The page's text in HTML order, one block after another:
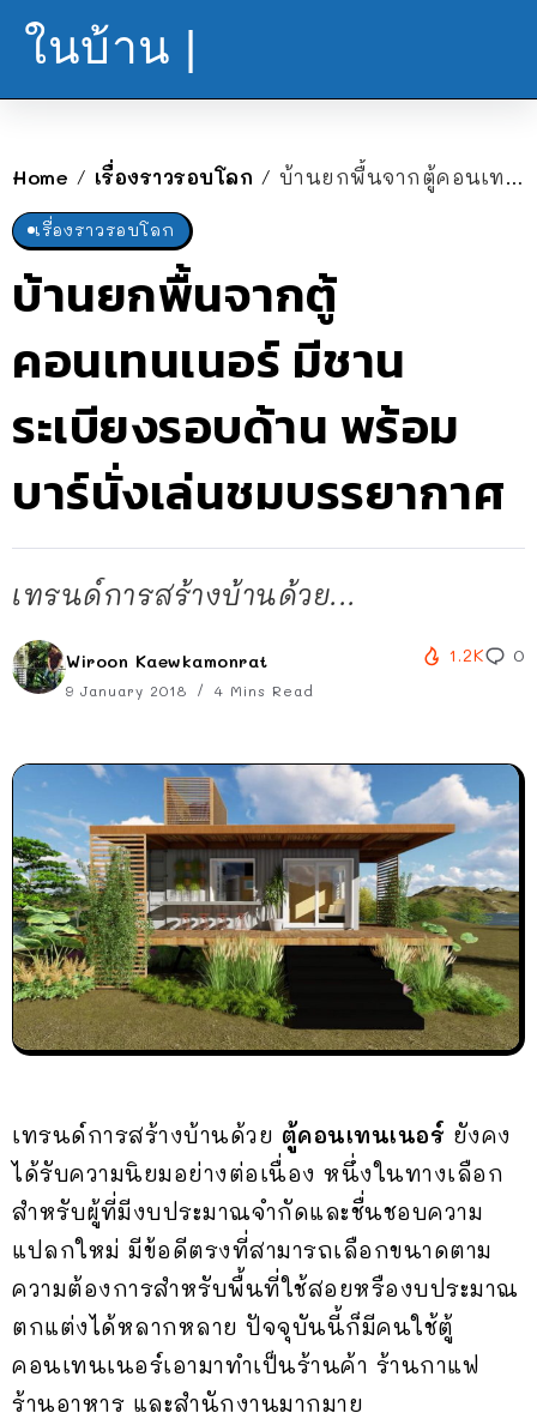
ในบ้าน |
Home / เรื่องราวรอบโลก / บ้านยกพื้นจากตู้คอนเทนเนอร์ มีชานระเบียงรอบด้าน พร้อมบาร์นั่งเล่นชมบรรยากาศ
เรื่องราวรอบโลก
บ้านยกพื้นจากตู้
คอนเทนเนอร์ มีชาน
ระเบียงรอบด้าน พร้อม
บาร์นั่งเล่นชมบรรยากาศ
เทรนด์การสร้างบ้านด้วย...
Wiroon Kaewkamonrat
9 January 2018 4 Mins Read
1.2K 0
เทรนด์การสร้างบ้านด้วย ตู้คอนเทนเนอร์ ยังคง
ได้รับความนิยมอย่างต่อเนื่อง หนึ่งในทางเลือก
สำหรับผู้ที่มีงบประมาณจำกัดและชื่นชอบความ
แปลกใหม่ มีข้อดีตรงที่สามารถเลือกขนาดตาม
ความต้องการสำหรับพื้นที่ใช้สอยหรืองบประมาณ
ตกแต่งได้หลากหลาย ปัจจุบันนี้ก็มีคนใช้ตู้
คอนเทนเนอร์เอามาทำเป็นร้านค้า ร้านกาแฟ
ร้านอาหาร และสำนักงานมากมาย